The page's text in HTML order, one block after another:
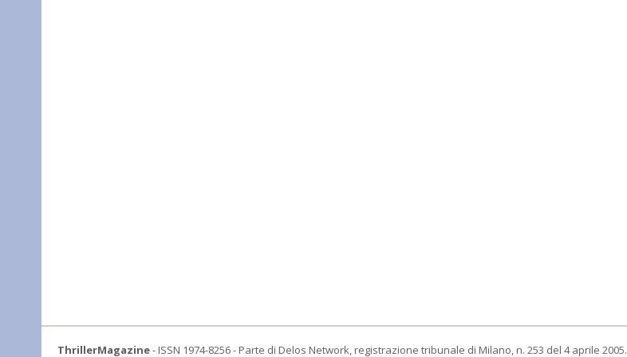
ThrillerMagazine- ISSN 1974-8256 - Parte di Delos Network, registrazione tribunale di Milano, n. 253 del 4 aprile 2005.